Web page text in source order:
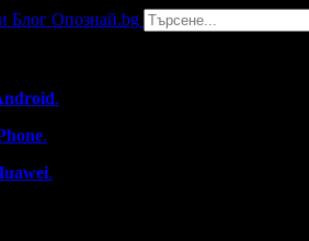
Блог Опознай.bg
.
.
.